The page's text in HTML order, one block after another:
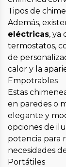
Tipos de
Además,
eléctricas, ya
termostatos,
de
calor y la
Empotrables
Estas
en paredes o
elegante y
opciones de
potencia para
necesidades
Portátiles